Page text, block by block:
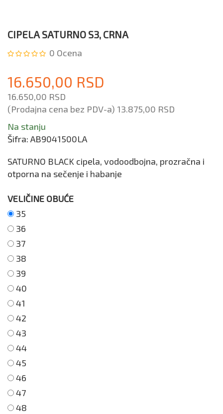
CIPELA SATURNO S3, CRNA
0 Ocena
16.650,00 RSD
16.650,00 RSD
(Prodajna cena bez PDV-a) 13.875,00 RSD
Na stanju
Šifra: AB9041500LA
SATURNO BLACK cipela, vodoodbojna, prozračna i
otporna na sečenje i habanje
VELIČINE OBUĆE
35
36
37
38
39
40
41
42
43
44
45
46
47
48